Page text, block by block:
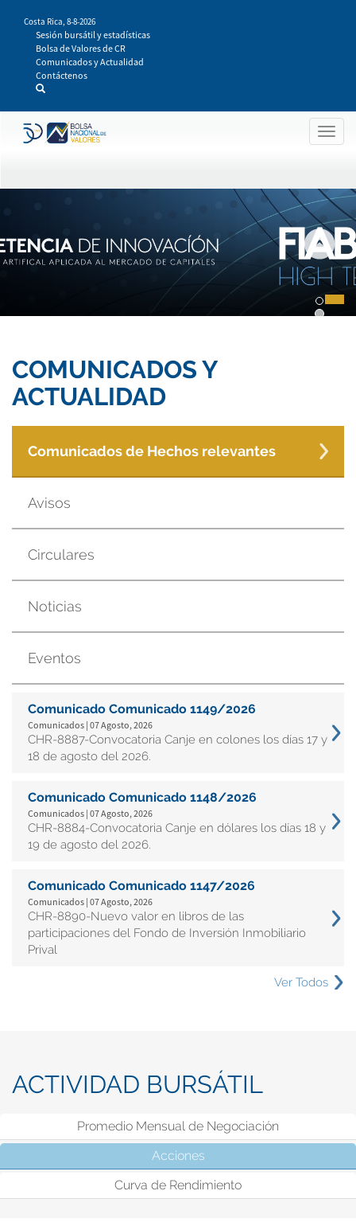
contenido
principal
Costa Rica, 8-8-2026
Sesión bursátil y estadísticas
Bolsa de Valores de CR
Comunicados y Actualidad
Contáctenos
COMUNICADOS Y
ACTUALIDAD
Comunicados de Hechos relevantes
Avisos
Circulares
Noticias
Eventos
Comunicado Comunicado 1149/2026
Comunicados | 07 Agosto, 2026
CHR-8887-Convocatoria Canje en colones los días 17 y
18 de agosto del 2026.
Comunicado Comunicado 1148/2026
Comunicados | 07 Agosto, 2026
CHR-8884-Convocatoria Canje en dólares los días 18 y
19 de agosto del 2026.
Comunicado Comunicado 1147/2026
Comunicados | 07 Agosto, 2026
CHR-8890-Nuevo valor en libros de las
participaciones del Fondo de Inversión Inmobiliario
Prival
Ver Todos
ACTIVIDAD BURSÁTIL
Promedio Mensual de Negociación
Acciones
Curva de Rendimiento